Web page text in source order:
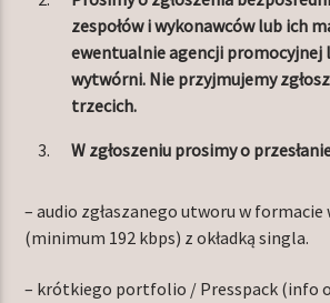
LIGHT ORBIT WEEKEND
06:00 08:00
Radio Orbit
zespołów i wykonawców lub ich
ewentualnie agencji promocyjnej
wytwórni. Nie przyjmujemy
trzecich.
W zgłoszeniu prosimy o
– audio zgłaszanego utworu w formacie
(minimum 192 kbps) z okładką singla.
– krótkiego portfolio / Presspack (info